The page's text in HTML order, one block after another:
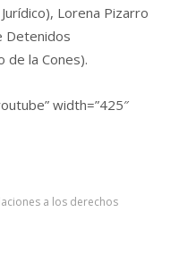
Lorena Pizarro
Detenidos
de la Cones).
width=”425″
a los derechos